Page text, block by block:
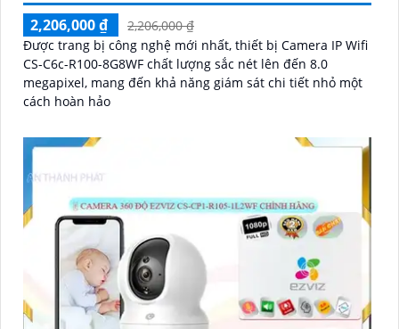
2,206,000 ₫
2,206,000 ₫
Được trang bị công nghệ mới nhất, thiết bị Camera IP Wifi
CS-C6c-R100-8G8WF chất lượng sắc nét lên đến 8.0
megapixel, mang đến khả năng giám sát chi tiết nhỏ một
cách hoàn hảo